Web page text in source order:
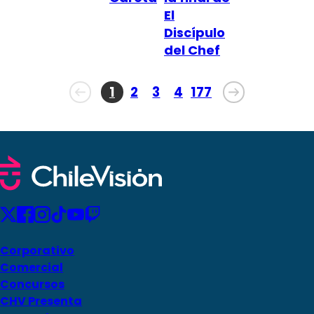
El
Discípulo
del Chef
Corporativo
Comercial
Concursos
CHV Presenta
Plan Perfecto
El Tiempo